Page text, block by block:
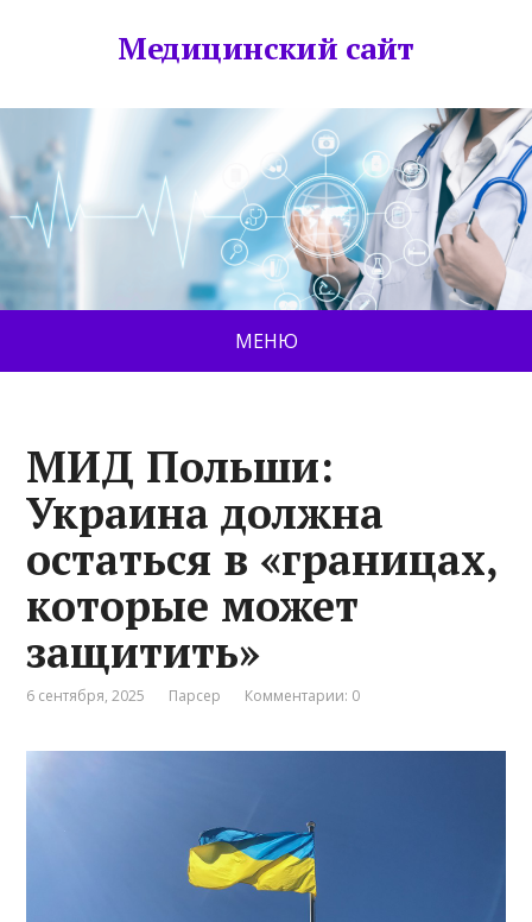
Медицинский сайт
МЕНЮ
МИД Польши:
Украина должна
остаться в «границах,
которые может
защитить»
6 сентября, 2025 Парсер Комментарии: 0